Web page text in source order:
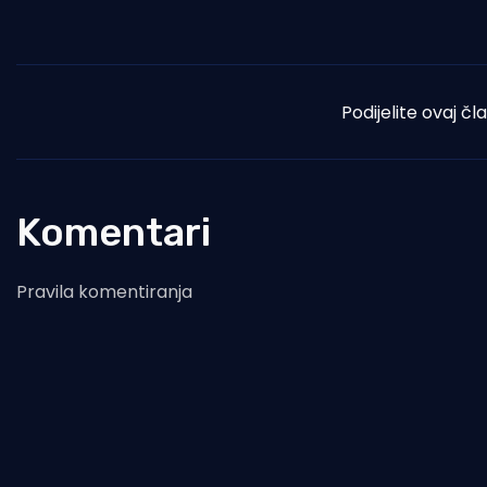
Podijelite ovaj
Komentari
Pravila komentiranja